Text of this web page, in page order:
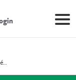
Prestador Centro Médico Vitória Ltda, 51004350-4: Centro Médico Vitória Ltda (Nome Fantasia: Policlínica Master)